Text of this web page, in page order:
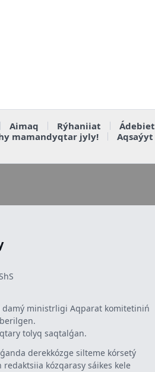
Aimaq Rýhaniiat Ádebiet
mamandyqtar jyly! Aqsaýyt
damý ministrligi Aqparat komitetiniń
tolyq saqtalǵan.
derekkózge silteme kórsetý
kózqarasy sáikes kele